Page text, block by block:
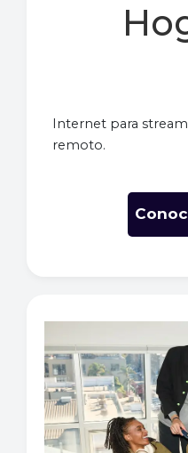
Internet para
remoto.